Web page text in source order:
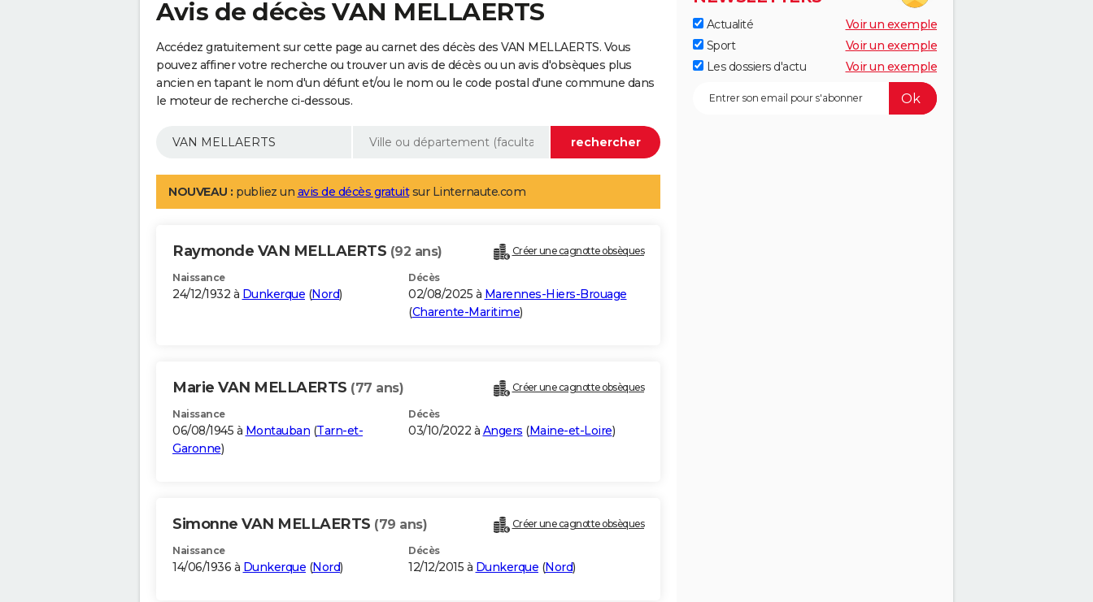
Avis de décès VAN MELLAERTS
Accédez gratuitement sur cette page au carnet des décès des VAN MELLAERTS. Vous
pouvez affiner votre recherche ou trouver un avis de décès ou un avis d'obsèques plus
ancien en tapant le nom d'un défunt et/ou le nom ou le code postal d'une commune dans
le moteur de recherche ci-dessous.
NOUVEAU : publiez un avis de décès gratuitsur Linternaute.com
Raymonde VAN MELLAERTS (92 ans) Créer une cagnotte obsèques
Naissance
24/12/1932 à Dunkerque (Nord)
Décès
02/08/2025 à Marennes-Hiers-Brouage
(Charente-Maritime)
Marie VAN MELLAERTS (77 ans) Créer une cagnotte obsèques
Naissance
06/08/1945 à Montauban (Tarn-et-
Garonne)
Décès
03/10/2022 à Angers (Maine-et-Loire)
Simonne VAN MELLAERTS (79 ans) Créer une cagnotte obsèques
Naissance
14/06/1936 à Dunkerque (Nord)
Décès
12/12/2015 à Dunkerque (Nord)
Actualité
Voir un exemple
Sport
Voir un exemple
Les dossiers d'actu
Voir un exemple